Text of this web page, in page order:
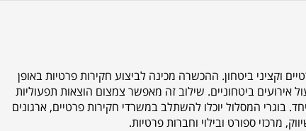
וקציני ביטחון. ההכשרה מכינה לביצוע חקירות פרטיות באופן
אירועים ביטחוניים. שילוב זה מאפשר צמצום הוצאות תפעוליות
בוגרי המסלול יוכלו להשתלב במשרדי חקירות פרטיים, ארגונים
מרכזי ספורט ובילוי וחברות פרטיות.